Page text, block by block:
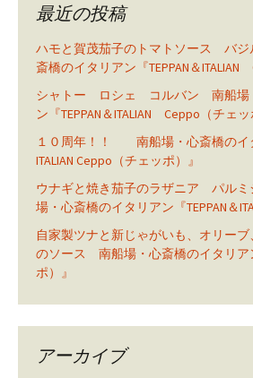
最近の投稿
ハモと賀茂茄子のトマトソース バ
斎橋のイタリアン『TEPPAN＆ITALIAN
シャトー ロシェ コルバン 南船場
ン『TEPPAN＆ITALIAN Ceppo（チェッ
１０周年！！ 南船場・心斎橋のイタ
ITALIAN Ceppo（チェッポ）』
ウナギと焼き茄子のラザニア パル
場・心斎橋のイタリアン『TEPPAN＆
自家製ツナと新じゃがいも、オリー
のソース 南船場・心斎橋のイタリア
ポ）』
アーカイブ